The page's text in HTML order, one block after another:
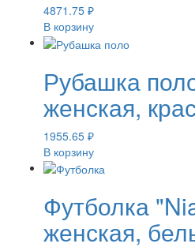
4871.75 ₽
В корзину
Рубашка
женская,
1955.65 ₽
В корзину
Футболка
женская,